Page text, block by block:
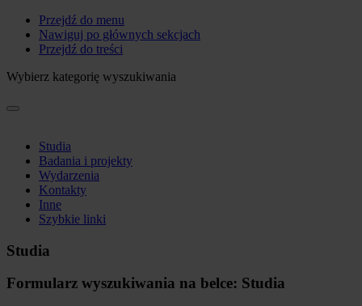
Przejdź do menu
Nawiguj po głównych sekcjach
Przejdź do treści
Wybierz kategorię wyszukiwania
Studia
Badania i projekty
Wydarzenia
Kontakty
Inne
Szybkie linki
Studia
Formularz wyszukiwania na belce: Studia